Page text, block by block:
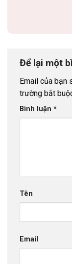
Để lại một
Email của bạn
trường bắt
Bình luận *
Tên
Email